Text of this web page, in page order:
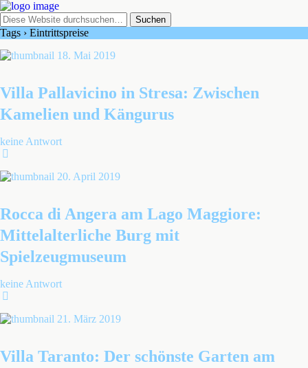
Tags › Eintrittspreise
18. Mai 2019
Villa Pallavicino in Stresa: Zwischen
Kamelien und Kängurus
keine Antwort
20. April 2019
Rocca di Angera am Lago Maggiore:
Mittelalterliche Burg mit
Spielzeugmuseum
keine Antwort
21. März 2019
Villa Taranto: Der schönste Garten am